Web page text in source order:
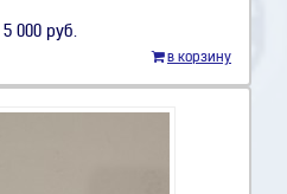
5 000 руб.
в корзину